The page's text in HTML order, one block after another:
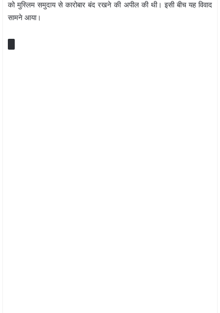
को मुस्लिम समुदाय से कारोबार बंद रखने की अपील की थी। इसी बीच यह विवाद
सामने आया।